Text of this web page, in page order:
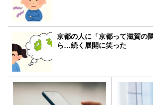
京都の人に「京都って滋賀の
ら…続く展開に笑った